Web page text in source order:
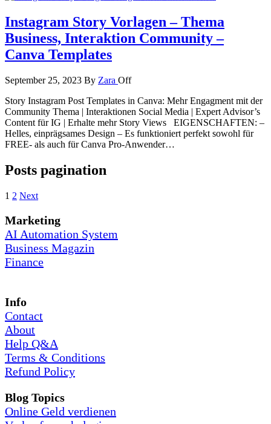
Instagram Story Vorlagen – Thema
Business, Interaktion Community –
Canva Templates
September 25, 2023 By Zara Off
Story Instagram Post Templates in Canva: Mehr Engagment mit der
Community Thema | Interaktionen Social Media | Expert Advisor’s
Content für IG | Erhalte mehr Story Views EIGENSCHAFTEN: –
Helles, einprägsames Design – Es funktioniert perfekt sowohl für
FREE- als auch für Canva Pro-Anwender…
Posts pagination
1 2 Next
Marketing
AI Automation System
Business Magazin
Finance
Info
Contact
About
Help Q&A
Terms & Conditions
Refund Policy
Blog Topics
Online Geld verdienen